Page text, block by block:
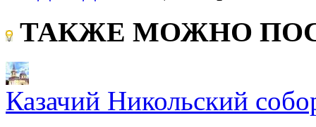
ТАКЖЕ МОЖНО
Казачий Никольский